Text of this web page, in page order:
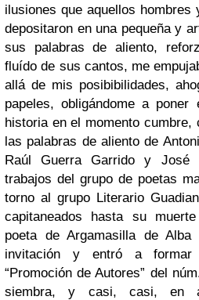
ilusiones que aquellos hombres
depositaron en una pequeña y
sus palabras de aliento,
fluído de sus cantos, me
allá de mis posibibilidades,
papeles, obligándome a
historia en el momento cumbre,
las palabras de aliento de
Raúl Guerra Garrido y José
trabajos del grupo de poetas
torno al grupo Literario
capitaneados hasta su
poeta de Argamasilla de
invitación y entró a formar
“Promoción de Autores” del
siembra, y casi, casi, en